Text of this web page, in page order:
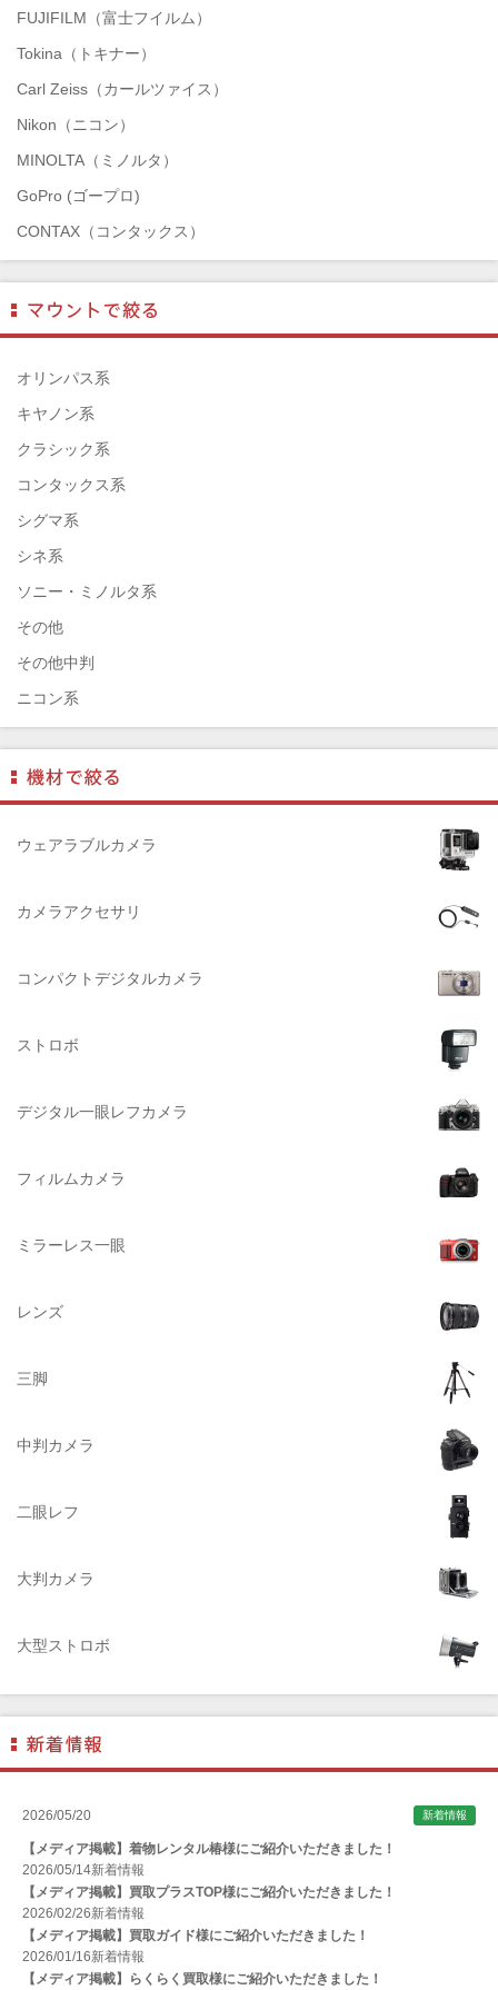
FUJIFILM（富士フイルム）
Tokina（トキナー）
Carl Zeiss（カールツァイス）
Nikon（ニコン）
MINOLTA（ミノルタ）
GoPro (ゴープロ)
CONTAX（コンタックス）
Mamiya（マミヤ）
TAMRON（タムロン）
SIGMA（シグマ）
HASSELBLAD（ハッセルブラッド）
EPSON（エプソン）
ENNA München（エナ）
ELEFOTO（エレフォト）
ELECOM（エレコム）
￼EIZO（エイゾ）
edelkrone（エーデンクローン）
Garmin（ガーミン）
Dust-Off（ダストオフ）
DreamMaker（ドリームメーカー）
DNPフォトイメージング(ディーエヌピー)
DIGITALKING（デジタルキング）
diagnl（ダイアグナル）
Lowepro（ロープロ）
BURTON（バートン）
DELSEY（デルセー）
DEKO Elite（デコエリート）
Datacolor（データカラー）
A-POWER (エー・パワー)
ACQUAPAZZA（アクアパッツァ）
AGFA（アグフア）
ALPA（アルパ）
ALT（アルト）
ARAX（アラクス）
Arca-Swiss（アルカスイス）
Argus （アーガス）
ARNUVO（アルヌボ）
オリンパス系
キヤノン系
クラシック系
コンタックス系
シグマ系
シネ系
ソニー・ミノルタ系
その他
その他中判
ニコン系
フジフィルム系
ペンタックス系
ライカ系
中判海外系
ウェアラブルカメラ
カメラアクセサリ
コンパクトデジタルカメラ
ストロボ
デジタル一眼レフカメラ
フィルムカメラ
ミラーレス一眼
レンズ
三脚
中判カメラ
二眼レフ
大判カメラ
大型ストロボ
2026/05/20 新着情報
【メディア掲載】着物レンタル椿様にご紹介いただきました！
2026/05/14新着情報
【メディア掲載】買取プラスTOP様にご紹介いただきました！
2026/02/26新着情報
【メディア掲載】買取ガイド様にご紹介いただきました！
2026/01/16新着情報
【メディア掲載】らくらく買取様にご紹介いただきました！